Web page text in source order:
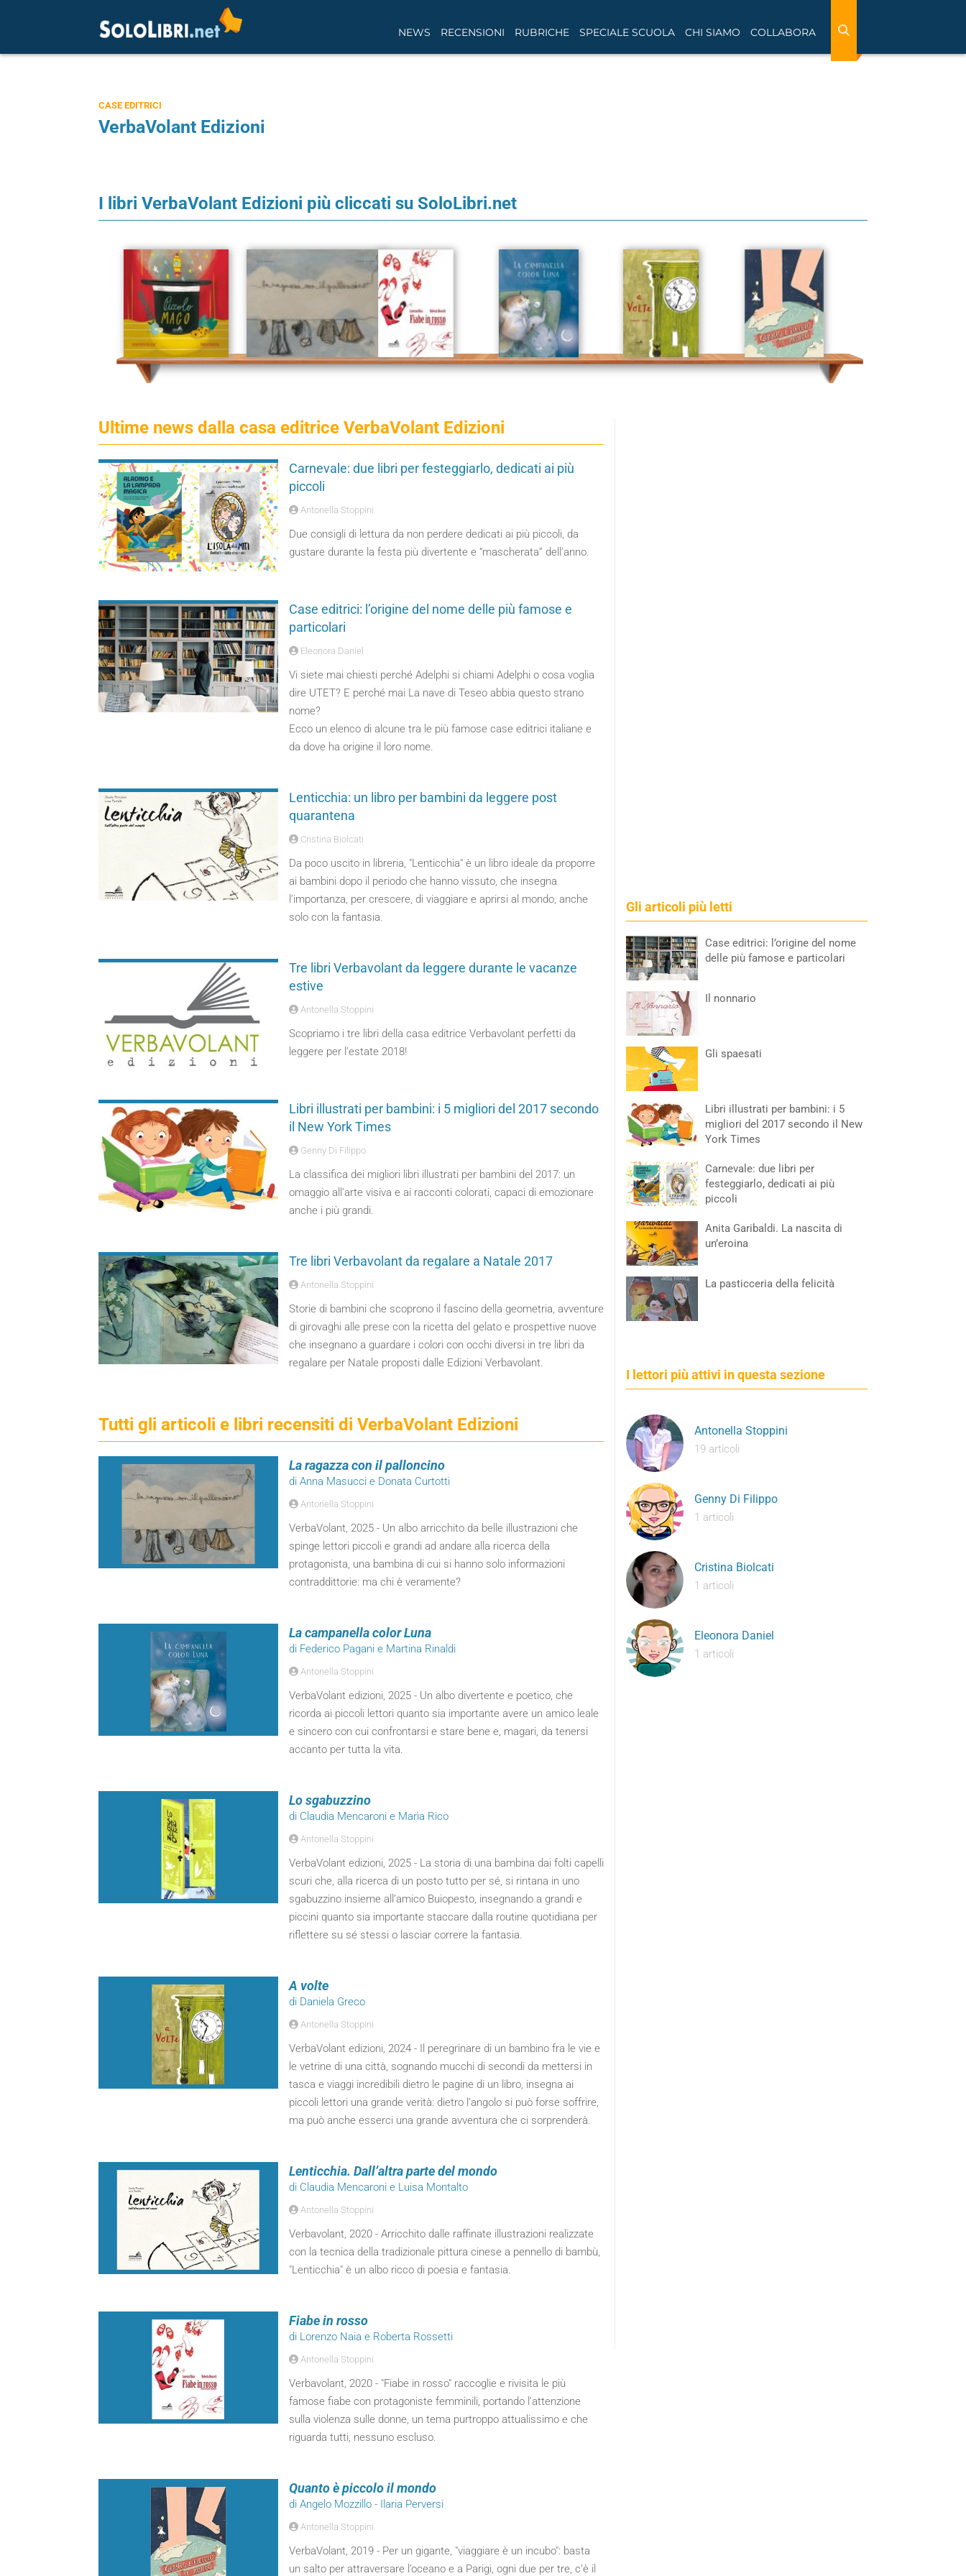
NEWS RECENSIONI RUBRICHE SPECIALE SCUOLA CHI SIAMO COLLABORA
CASE EDITRICI
VerbaVolant Edizioni
I libri VerbaVolant Edizioni più cliccati su SoloLibri.net
Ultime news dalla casa editrice VerbaVolant Edizioni
Carnevale: due libri per festeggiarlo, dedicati ai più
piccoli
Antonella Stoppini
Due consigli di lettura da non perdere dedicati ai più piccoli, da
gustare durante la festa più divertente e “mascherata” dell’anno.
Case editrici: l’origine del nome delle più famose e
particolari
Eleonora Daniel
Vi siete mai chiesti perché Adelphi si chiami Adelphi o cosa voglia
dire UTET? E perché mai La nave di Teseo abbia questo strano
nome?
Ecco un elenco di alcune tra le più famose case editrici italiane e
da dove ha origine il loro nome.
Lenticchia: un libro per bambini da leggere post
quarantena
Cristina Biolcati
Da poco uscito in libreria, "Lenticchia" è un libro ideale da proporre
ai bambini dopo il periodo che hanno vissuto, che insegna
l’importanza, per crescere, di viaggiare e aprirsi al mondo, anche
solo con la fantasia.
Tre libri Verbavolant da leggere durante le vacanze
estive
Antonella Stoppini
Scopriamo i tre libri della casa editrice Verbavolant perfetti da
leggere per l’estate 2018!
Libri illustrati per bambini: i 5 migliori del 2017 secondo
il New York Times
Genny Di Filippo
La classifica dei migliori libri illustrati per bambini del 2017: un
omaggio all’arte visiva e ai racconti colorati, capaci di emozionare
anche i più grandi.
Tre libri Verbavolant da regalare a Natale 2017
Antonella Stoppini
Storie di bambini che scoprono il fascino della geometria, avventure
di girovaghi alle prese con la ricetta del gelato e prospettive nuove
che insegnano a guardare i colori con occhi diversi in tre libri da
regalare per Natale proposti dalle Edizioni Verbavolant.
Tutti gli articoli e libri recensiti di VerbaVolant Edizioni
La ragazza con il palloncino
di Anna Masucci e Donata Curtotti
Antonella Stoppini
VerbaVolant, 2025 - Un albo arricchito da belle illustrazioni che
spinge lettori piccoli e grandi ad andare alla ricerca della
protagonista, una bambina di cui si hanno solo informazioni
contraddittorie: ma chi è veramente?
La campanella color Luna
di Federico Pagani e Martina Rinaldi
Antonella Stoppini
VerbaVolant edizioni, 2025 - Un albo divertente e poetico, che
ricorda ai piccoli lettori quanto sia importante avere un amico leale
e sincero con cui confrontarsi e stare bene e, magari, da tenersi
accanto per tutta la vita.
Lo sgabuzzino
di Claudia Mencaroni e Marìa Rico
Antonella Stoppini
VerbaVolant edizioni, 2025 - La storia di una bambina dai folti capelli
scuri che, alla ricerca di un posto tutto per sé, si rintana in uno
sgabuzzino insieme all’amico Buiopesto, insegnando a grandi e
piccini quanto sia importante staccare dalla routine quotidiana per
riflettere su sé stessi o lasciar correre la fantasia.
A volte
di Daniela Greco
Antonella Stoppini
VerbaVolant edizioni, 2024 - Il peregrinare di un bambino fra le vie e
le vetrine di una città, sognando mucchi di secondi da mettersi in
tasca e viaggi incredibili dietro le pagine di un libro, insegna ai
piccoli lettori una grande verità: dietro l’angolo si può forse soffrire,
ma può anche esserci una grande avventura che ci sorprenderà.
Lenticchia. Dall’altra parte del mondo
di Claudia Mencaroni e Luisa Montalto
Antonella Stoppini
Verbavolant, 2020 - Arricchito dalle raffinate illustrazioni realizzate
con la tecnica della tradizionale pittura cinese a pennello di bambù,
"Lenticchia" è un albo ricco di poesia e fantasia.
Fiabe in rosso
di Lorenzo Naia e Roberta Rossetti
Antonella Stoppini
Verbavolant, 2020 - "Fiabe in rosso" raccoglie e rivisita le più
famose fiabe con protagoniste femminili, portando l’attenzione
sulla violenza sulle donne, un tema purtroppo attualissimo e che
riguarda tutti, nessuno escluso.
Quanto è piccolo il mondo
di Angelo Mozzillo - Ilaria Perversi
Antonella Stoppini
VerbaVolant, 2019 - Per un gigante, "viaggiare è un incubo": basta
un salto per attraversare l’oceano e a Parigi, ogni due per tre, c’è il
Gli articoli più letti
Case editrici: l’origine del nome
delle più famose e particolari
Il nonnario
Gli spaesati
Libri illustrati per bambini: i 5
migliori del 2017 secondo il New
York Times
Carnevale: due libri per
festeggiarlo, dedicati ai più
piccoli
Anita Garibaldi. La nascita di
un’eroina
La pasticceria della felicità
I lettori più attivi in questa sezione
Antonella Stoppini
19 articoli
Genny Di Filippo
1 articoli
Cristina Biolcati
1 articoli
Eleonora Daniel
1 articoli